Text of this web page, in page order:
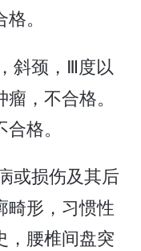
。
斜颈，Ⅲ度以
，不合格。
格。
或损伤及其后
畸形，习惯性
，腰椎间盘突